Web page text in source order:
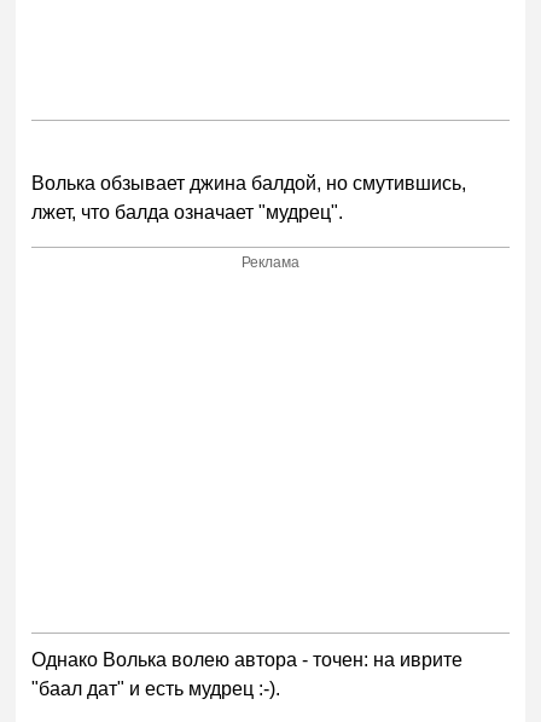
Волька обзывает джина балдой, но смутившись,
лжет, что балда означает "мудрец".
Реклама
Однако Волька волею автора - точен: на иврите
"баал дат" и есть мудрец :-).